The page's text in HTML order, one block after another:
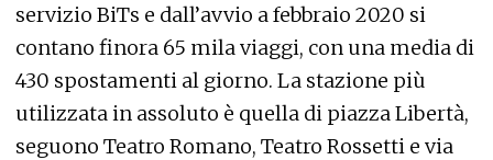
servizio BiTs e dall’avvio a febbraio 2020 si
contano finora 65 mila viaggi, con una media di
430 spostamenti al giorno. La stazione più
utilizzata in assoluto è quella di piazza Libertà,
seguono Teatro Romano, Teatro Rossetti e via